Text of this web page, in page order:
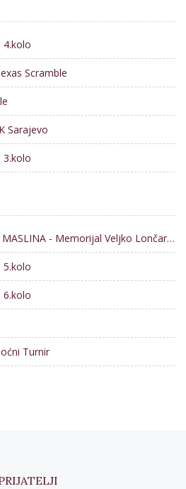
4.kolo
Scramble
Sarajevo
3.kolo
- Memorijal Veljko Lončar 2026
5.kolo
6.kolo
Turnir